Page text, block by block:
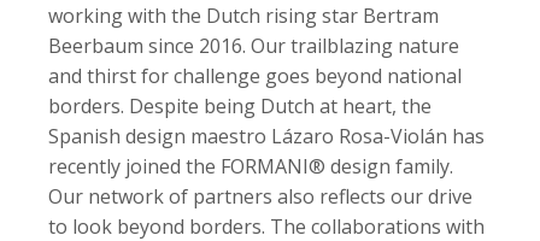
working with the Dutch rising star Bertram
Beerbaum since 2016. Our trailblazing nature
and thirst for challenge goes beyond national
borders. Despite being Dutch at heart, the
Spanish design maestro Lázaro Rosa-Violán has
recently joined the FORMANI® design family.
Our network of partners also reflects our drive
to look beyond borders. The collaborations with